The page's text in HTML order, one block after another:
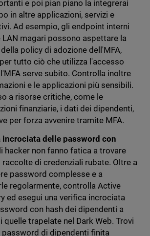
e poi pian piano la integrerai
in altre applicazioni, servizi e
Ad esempio, gli endpoint interni
LAN magari possono aspettare la
policy di adozione dell'MFA,
tutto ciò che utilizza l'accesso
serve subito. Controlla inoltre
e le applicazioni più sensibili.
a risorse critiche, come le
finanziarie, i dati dei dipendenti,
per forza avvenire tramite MFA.
incrociata delle password con
hacker non fanno fatica a trovare
raccolte di credenziali rubate. Oltre a
password complesse e a
regolarmente, controlla Active
ed esegui una verifica incrociata
con hash dei dipendenti a
quelle trapelate nel Dark Web. Trovi
password di dipendenti finita